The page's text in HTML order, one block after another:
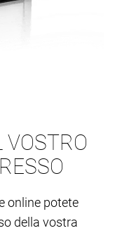
VOSTRO
online potete
della vostra